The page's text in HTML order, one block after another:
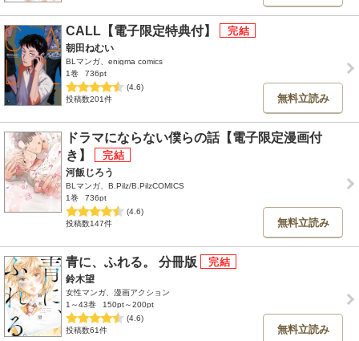
CALL【電子限定特典付】
朝田ねむい
BLマンガ、enigma comics
1巻
736pt
(4.6)
投稿数201件
無料立読み
ドラマにならない僕らの話【電子限定漫画付
き】
河飯じろう
BLマンガ、B.Pilz/B.PilzCOMICS
1巻
736pt
(4.6)
投稿数147件
無料立読み
青に、ふれる。 分冊版
鈴木望
女性マンガ、漫画アクション
1～43巻
150pt～200pt
(4.6)
投稿数61件
無料立読み